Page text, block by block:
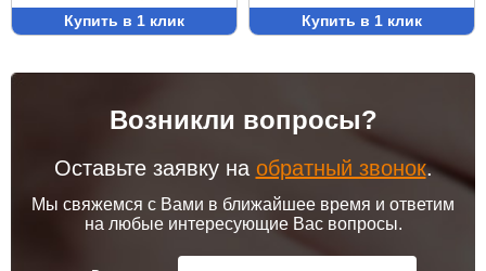
Купить в 1 клик Купить в 1 клик
Возникли вопросы?
Оставьте заявку на обратный звонок.
Мы свяжемся с Вами в ближайшее время и ответим
на любые интересующие Вас вопросы.